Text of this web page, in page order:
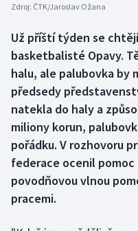
Box
Curling
Dostihy
Florbal
Futsal
Zdroj: ČTK/Jaroslav Ožana
Už příští týden se
basketbalisté Opavy.
halu, ale palubovka by
předsedy
natekla do haly a
miliony korun,
pořádku. V rozhovoru
federace ocenil
povodňovou vlnou
pracemi.